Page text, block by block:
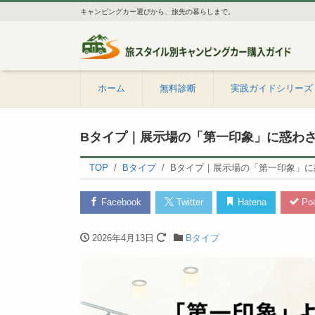
キャンピングカー選びから、旅先の暮らしまで。
ホーム 無料診断 実践ガイドシリーズ
Bタイプ｜展示場の「第一印象」に惑わ
TOP Bタイプ Bタイプ｜展示場の「第一印象」
Facebook Twitter Hatena
2026年4月13日 Bタイプ